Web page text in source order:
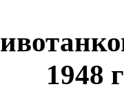
1948